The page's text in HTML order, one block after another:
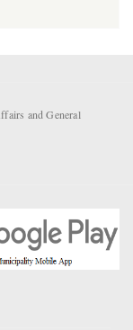
and General